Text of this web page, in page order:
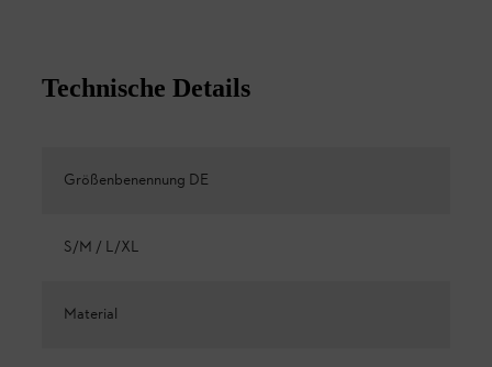
Technische Details
Größenbenennung DE
S/M / L/XL
Material